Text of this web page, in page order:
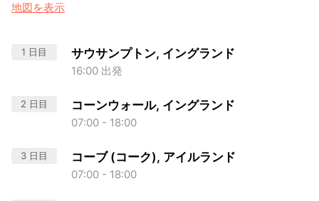
地図を表示
1 日目 サウサンプトン, イングランド
16:00 出発
2 日目 コーンウォール, イングランド
07:00 - 18:00
3 日目 コーブ (コーク), アイルランド
07:00 - 18:00